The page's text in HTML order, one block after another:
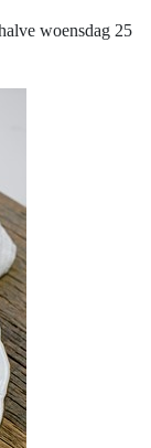
woensdag 25